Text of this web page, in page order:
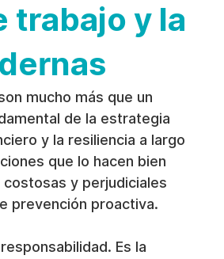
trabajo y la
mucho más que un
de la estrategia
y la resiliencia a largo
que lo hacen bien
y perjudiciales
prevención proactiva.
Es la